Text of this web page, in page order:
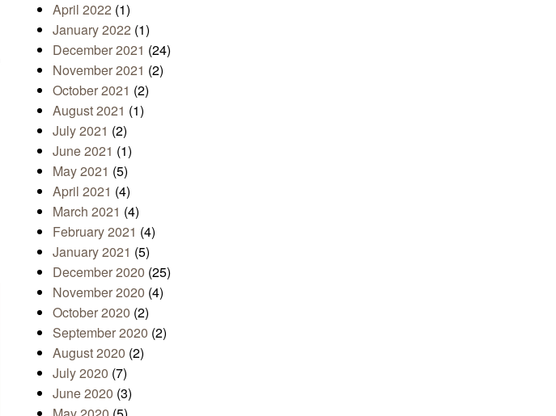
April 2022 (1)
January 2022 (1)
December 2021 (24)
November 2021 (2)
October 2021 (2)
August 2021 (1)
July 2021 (2)
June 2021 (1)
May 2021 (5)
April 2021 (4)
March 2021 (4)
February 2021 (4)
January 2021 (5)
December 2020 (25)
November 2020 (4)
October 2020 (2)
September 2020 (2)
August 2020 (2)
July 2020 (7)
June 2020 (3)